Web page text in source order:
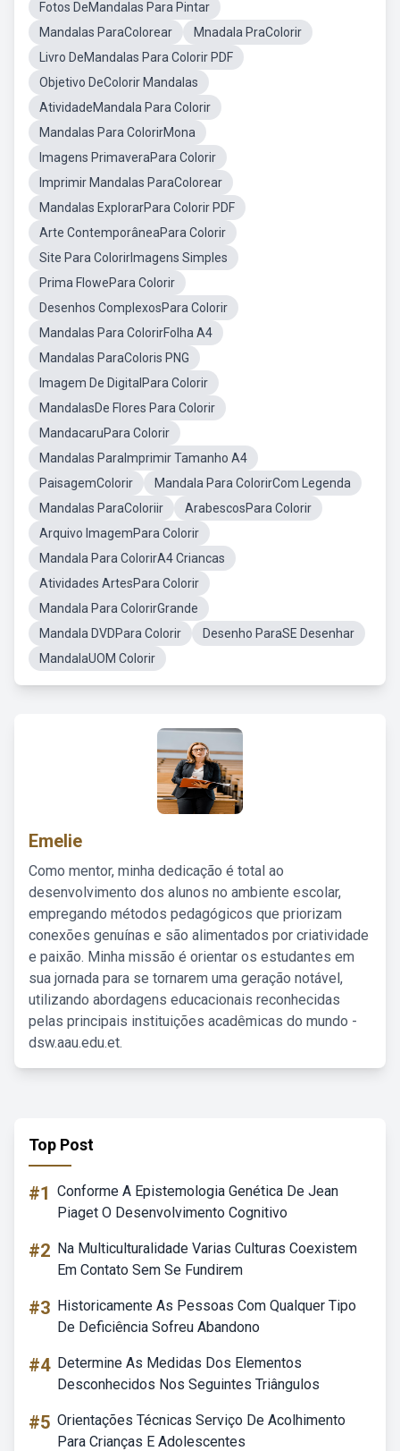
Fotos DeMandalas Para Pintar
Mandalas ParaColorear
Mnadala PraColorir
Livro DeMandalas Para Colorir PDF
Objetivo DeColorir Mandalas
AtividadeMandala Para Colorir
Mandalas Para ColorirMona
Imagens PrimaveraPara Colorir
Imprimir Mandalas ParaColorear
Mandalas ExplorarPara Colorir PDF
Arte ContemporâneaPara Colorir
Site Para ColorirImagens Simples
Prima FlowePara Colorir
Desenhos ComplexosPara Colorir
Mandalas Para ColorirFolha A4
Mandalas ParaColoris PNG
Imagem De DigitalPara Colorir
MandalasDe Flores Para Colorir
MandacaruPara Colorir
Mandalas ParaImprimir Tamanho A4
PaisagemColorir
Mandala Para ColorirCom Legenda
Mandalas ParaColoriir
ArabescosPara Colorir
Arquivo ImagemPara Colorir
Mandala Para ColorirA4 Criancas
Atividades ArtesPara Colorir
Mandala Para ColorirGrande
Mandala DVDPara Colorir
Desenho ParaSE Desenhar
MandalaUOM Colorir
Emelie
Como mentor, minha dedicação é total ao
desenvolvimento dos alunos no ambiente escolar,
empregando métodos pedagógicos que priorizam
conexões genuínas e são alimentados por criatividade
e paixão. Minha missão é orientar os estudantes em
sua jornada para se tornarem uma geração notável,
utilizando abordagens educacionais reconhecidas
pelas principais instituições acadêmicas do mundo -
dsw.aau.edu.et.
Top Post
#1 Conforme A Epistemologia Genética De Jean
Piaget O Desenvolvimento Cognitivo
#2 Na Multiculturalidade Varias Culturas Coexistem
Em Contato Sem Se Fundirem
#3 Historicamente As Pessoas Com Qualquer Tipo
De Deficiência Sofreu Abandono
#4 Determine As Medidas Dos Elementos
Desconhecidos Nos Seguintes Triângulos
#5 Orientações Técnicas Serviço De Acolhimento
Para Crianças E Adolescentes